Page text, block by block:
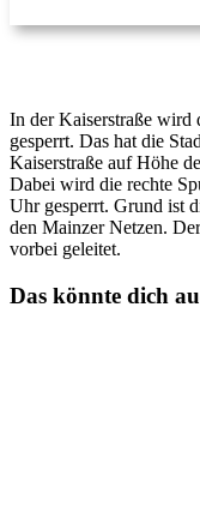
In der Kaiserstraße wird
gesperrt. Das hat die
Kaiserstraße auf Höhe
Dabei wird die rechte
Uhr gesperrt. Grund ist
den Mainzer Netzen.
vorbei geleitet.
Das könnte dich